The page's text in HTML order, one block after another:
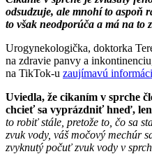
odsudzuje, ale mnohí to aspoň
to však neodporúča a má na to
Urogynekologička, doktorka
na zdravie panvy a
na TikTok-u zaujímavú
Uviedla, že cikaním v sprche
chcieť sa vyprázdniť hneď,
to robiť stále, pretože to, čo sa
zvuk vody, váš močový mechúr
zvyknutý počuť zvuk vody v